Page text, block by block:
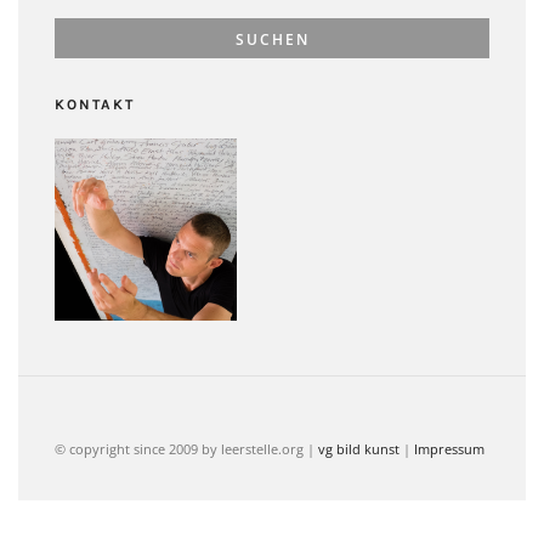
KONTAKT
© copyright since 2009 by leerstelle.org | vg bild kunst | Impressum